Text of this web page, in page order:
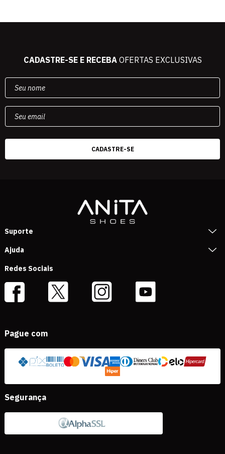
CADASTRE-SE E RECEBAOFERTAS EXCLUSIVAS
Suporte
Ajuda
Redes Sociais
Pague com
Segurança